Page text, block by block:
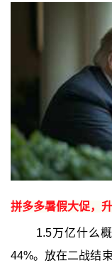
拼多多暑假大促，
1.5万亿什么
44%。放在二战结